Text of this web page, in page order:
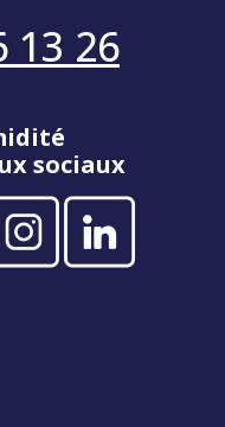
13 26
sociaux